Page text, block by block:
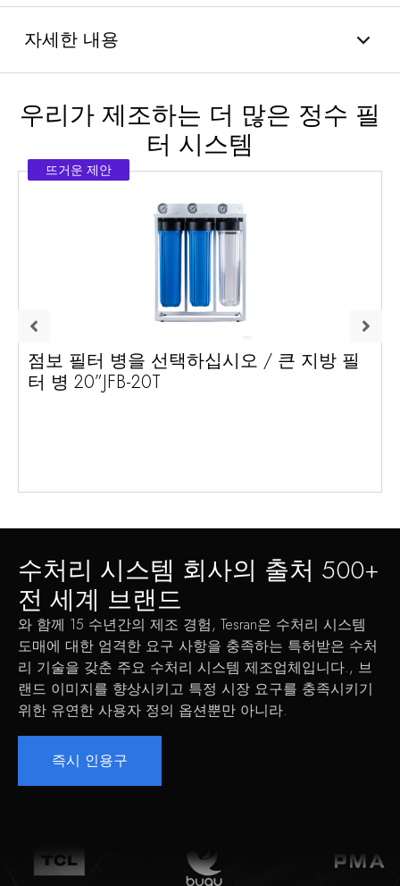
자세한 내용
우리가 제조하는 더 많은 정수 필
터 시스템
뜨거운 제안
점보 필터 병을 선택하십시오 / 큰 지방 필
터 병 20”JFB-20T
수처리 시스템 회사의 출처 500+
전 세계 브랜드
와 함께 15 수년간의 제조 경험, Tesran은 수처리 시스템
도매에 대한 엄격한 요구 사항을 충족하는 특허받은 수처
리 기술을 갖춘 주요 수처리 시스템 제조업체입니다., 브
랜드 이미지를 향상시키고 특정 시장 요구를 충족시키기
위한 유연한 사용자 정의 옵션뿐만 아니라.
즉시 인용구